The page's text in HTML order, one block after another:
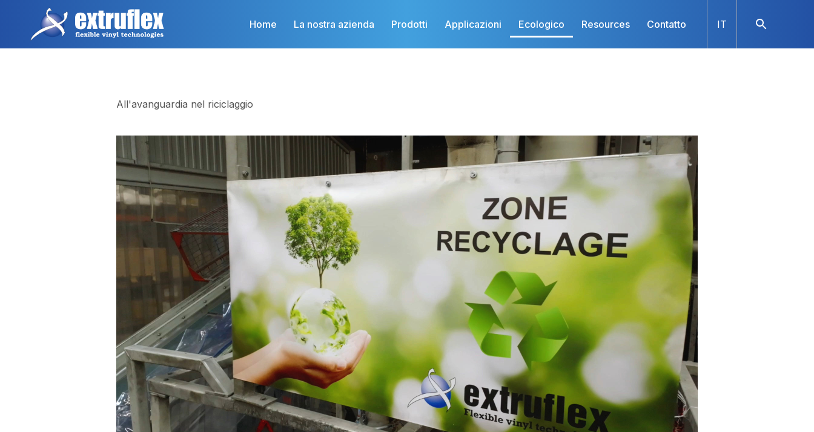
contenuto
principale
Home La nostra azienda Prodotti Applicazioni Ecologico Resources Contatto IT
All'avanguardia nel riciclaggio